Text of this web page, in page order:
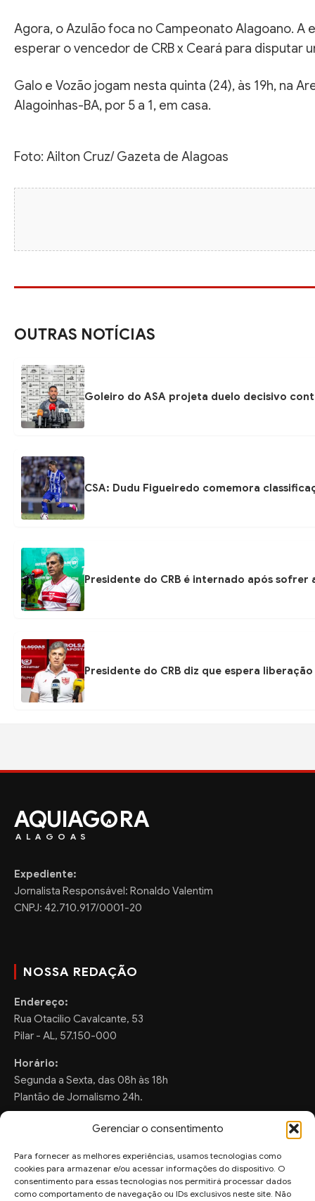
Gerenciar o consentimento
Para fornecer as melhores experiências, usamos tecnologias como
cookies para armazenar e/ou acessar informações do dispositivo. O
consentimento para essas tecnologias nos permitirá processar dados
como comportamento de navegação ou IDs exclusivos neste site. Não
Agora, o Azulão foca no Campeonato Alagoano. A
esperar o vencedor de CRB x Ceará para disputar
Galo e Vozão jogam nesta quinta (24), às 19h, na
Alagoinhas-BA, por 5 a 1, em casa.
Foto: Ailton Cruz/ Gazeta de Alagoas
OUTRAS NOTÍCIAS
Goleiro do ASA projeta duelo decisivo
CSA: Dudu Figueiredo comemora
Presidente do CRB é internado após
Presidente do CRB diz que espera
AQUIAG RA
ALAGOAS
Expediente:
Jornalista Responsável: Ronaldo Valentim
CNPJ: 42.710.917/0001-20
NOSSA REDAÇÃO
Endereço:
Rua Otacilio Cavalcante, 53
Pilar - AL, 57.150-000
Horário:
Segunda a Sexta, das 08h às 18h
Plantão de Jornalismo 24h.
FALE CONOSCO
Sugestões de Pauta: